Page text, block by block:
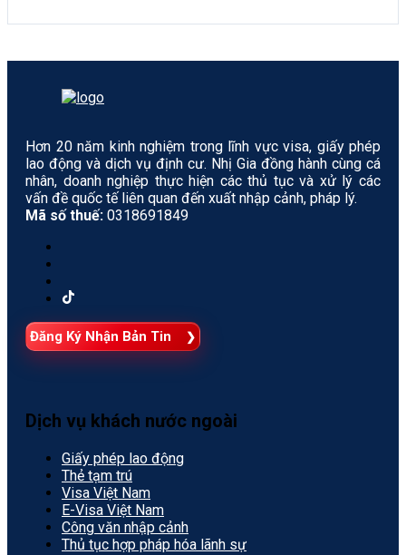
Hơn 20 năm kinh nghiệm trong lĩnh vực visa, giấy phép
lao động và dịch vụ định cư. Nhị Gia đồng hành cùng cá
nhân, doanh nghiệp thực hiện các thủ tục và xử lý các
vấn đề quốc tế liên quan đến xuất nhập cảnh, pháp lý.
Mã số thuế: 0318691849
Đăng Ký Nhận Bản Tin
Dịch vụ khách nước ngoài
Giấy phép lao động
Thẻ tạm trú
Visa Việt Nam
E-Visa Việt Nam
Công văn nhập cảnh
Thủ tục hợp pháp hóa lãnh sự